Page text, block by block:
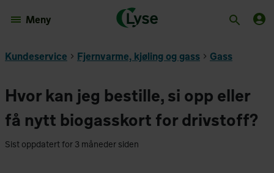
Meny
Kundeservice Fjernvarme, kjøling og gass Gass
Hvor kan jeg bestille, si opp eller
få nytt biogasskort for drivstoff?
Sist oppdatert for 3 måneder siden